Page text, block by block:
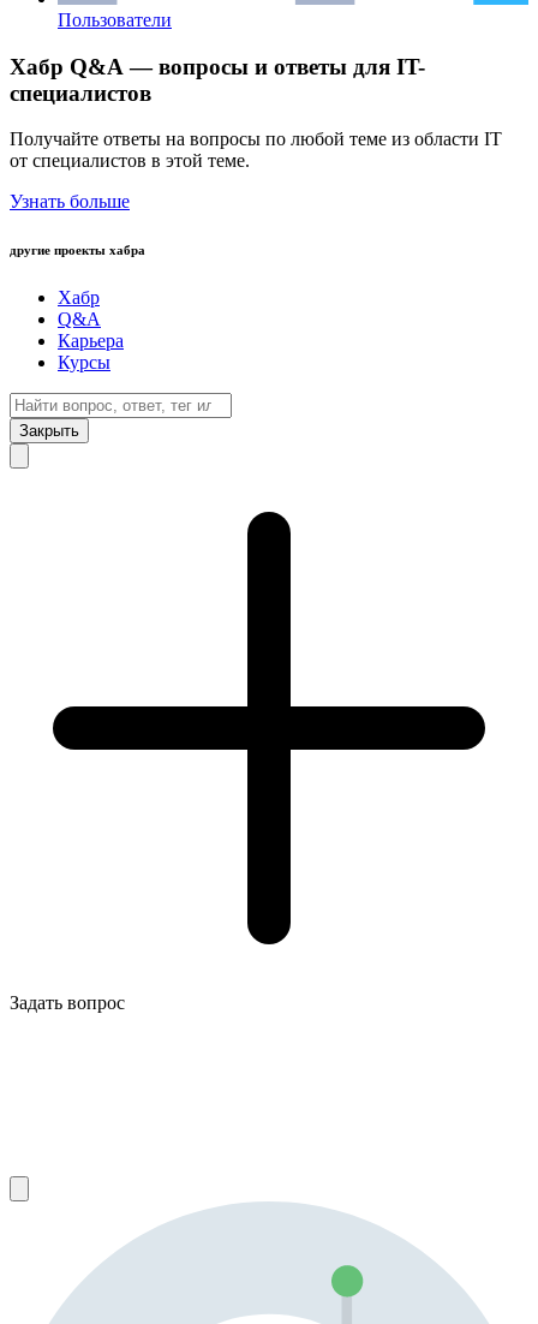
Пользователи
Хабр Q&A — вопросы и ответы для IT-
специалистов
Получайте ответы на вопросы по любой теме из области IT
от специалистов в этой теме.
Узнать больше
другие проекты хабра
Хабр
Q&A
Карьера
Курсы
Закрыть
Задать вопрос